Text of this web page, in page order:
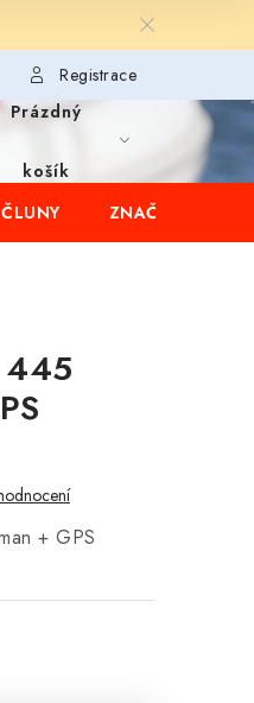
Registrace
Prázdný
košík
ZNAČKY
+ GPS